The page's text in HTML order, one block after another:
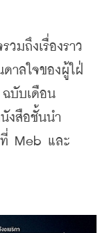
ถึงเรื่องราว
าลใจของผู้ใฝ่
ฉบับเดือน
งสือชั้นนำ
Meb และ